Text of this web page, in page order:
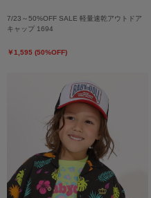
7/23～50%OFF SALE 軽量速乾アウトドア
キャップ 1694
￥1,595 (50%OFF)